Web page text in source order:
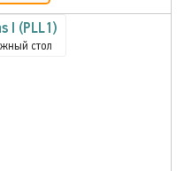
I (PLL1)
стол